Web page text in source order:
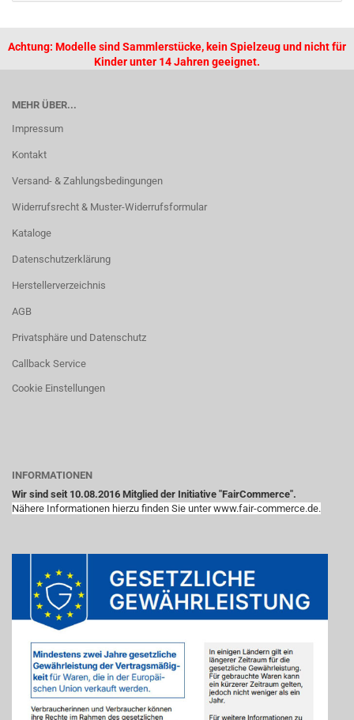
Achtung: Modelle sind Sammlerstücke, kein Spielzeug und nicht für
Kinder unter 14 Jahren geeignet.
MEHR ÜBER...
Impressum
Kontakt
Versand- & Zahlungsbedingungen
Widerrufsrecht & Muster-Widerrufsformular
Kataloge
Datenschutzerklärung
Herstellerverzeichnis
AGB
Privatsphäre und Datenschutz
Callback Service
Cookie Einstellungen
INFORMATIONEN
Wir sind seit 10.08.2016 Mitglied der Initiative "FairCommerce".
Nähere Informationen hierzu finden Sie unter www.fair-commerce.de.